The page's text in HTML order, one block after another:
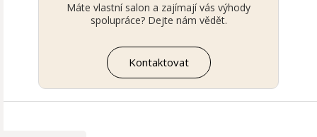
Máte vlastní salon a zajímají vás výhody
spolupráce? Dejte nám vědět.
Kontaktovat